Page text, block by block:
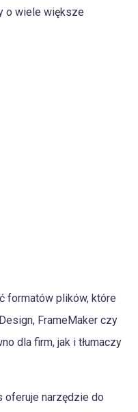
o wiele większe
formatów plików, które
FrameMaker czy
dla firm, jak i tłumaczy
oferuje narzędzie do